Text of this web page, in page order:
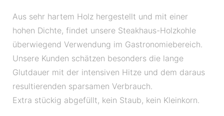
Aus sehr hartem Holz hergestellt und mit einer
hohen Dichte, findet unsere Steakhaus-Holzkohle
überwiegend Verwendung im Gastronomiebereich.
Unsere Kunden schätzen besonders die lange
Glutdauer mit der intensiven Hitze und dem daraus
resultierenden sparsamen Verbrauch.
Extra stückig abgefüllt, kein Staub, kein Kleinkorn.